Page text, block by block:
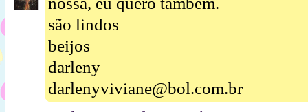
são lindos
beijos
darleny
darlenyviviane@bol.com.br